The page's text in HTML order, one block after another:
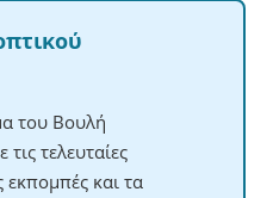
του Βουλή
τελευταίες
εκπομπές και τα